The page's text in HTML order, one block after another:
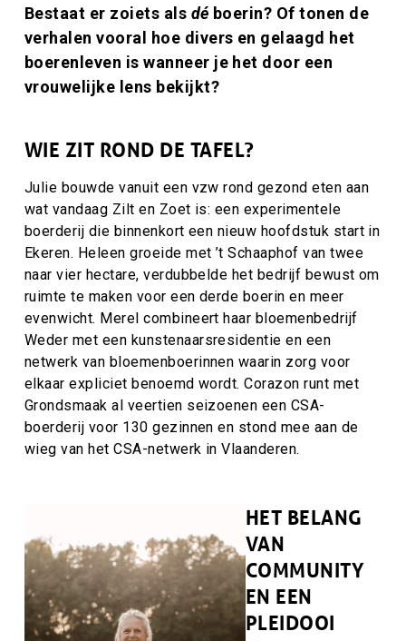
Bestaat er zoiets als dé boerin? Of tonen de
verhalen vooral hoe divers en gelaagd het
boerenleven is wanneer je het door een
vrouwelijke lens bekijkt?
WIE ZIT ROND DE TAFEL?
Julie bouwde vanuit een vzw rond gezond eten aan
wat vandaag Zilt en Zoet is: een experimentele
boerderij die binnenkort een nieuw hoofdstuk start in
Ekeren. Heleen groeide met ’t Schaaphof van twee
naar vier hectare, verdubbelde het bedrijf bewust om
ruimte te maken voor een derde boerin en meer
evenwicht. Merel combineert haar bloemenbedrijf
Weder met een kunstenaarsresidentie en een
netwerk van bloemenboerinnen waarin zorg voor
elkaar expliciet benoemd wordt. Corazon runt met
Grondsmaak al veertien seizoenen een CSA-
boerderij voor 130 gezinnen en stond mee aan de
wieg van het CSA-netwerk in Vlaanderen.
HET BELANG
VAN
COMMUNITY
EN EEN
PLEIDOOI